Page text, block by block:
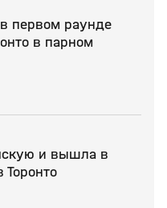
первом раунде
в парном
и вышла в
Торонто